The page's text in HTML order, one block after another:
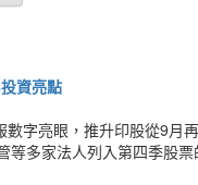
資亮點
字亮眼，推升印股從9
等多家法人列入第四季股